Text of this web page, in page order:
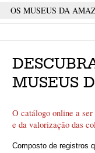
OS MUSEUS DA
MUSEUS
O catálogo online a
e da valorização das
Composto de registros